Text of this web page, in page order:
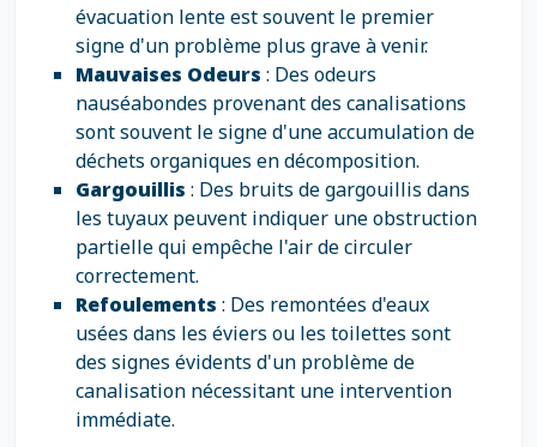
évacuation lente est souvent le premier
signe d'un problème plus grave à venir.
Mauvaises Odeurs : Des odeurs
nauséabondes provenant des canalisations
sont souvent le signe d'une accumulation de
déchets organiques en décomposition.
Gargouillis : Des bruits de gargouillis dans
les tuyaux peuvent indiquer une obstruction
partielle qui empêche l'air de circuler
correctement.
Refoulements : Des remontées d'eaux
usées dans les éviers ou les toilettes sont
des signes évidents d'un problème de
canalisation nécessitant une intervention
immédiate.